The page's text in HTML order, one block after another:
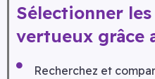
Sélectionner
vertueux grâce
Recherchez et